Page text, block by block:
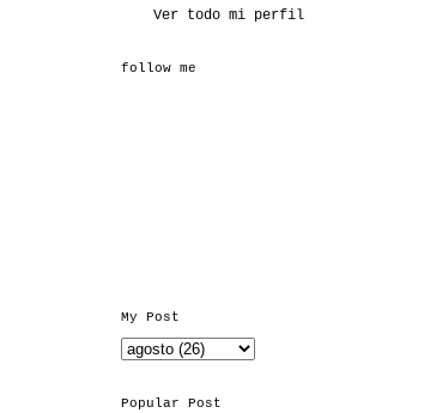
Ver todo mi perfil
follow me
My Post
Popular Post